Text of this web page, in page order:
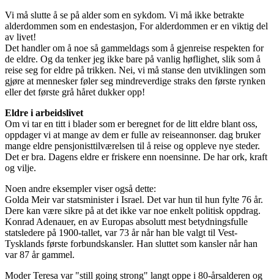
Vi må slutte å se på alder som en sykdom. Vi må ikke betrakte
alderdommen som en endestasjon, For alderdommen er en viktig del
av livet!
Det handler om å noe så gammeldags som å gjenreise respekten for
de eldre. Og da tenker jeg ikke bare på vanlig høflighet, slik som å
reise seg for eldre på trikken. Nei, vi må stanse den utviklingen som
gjøre at mennesker føler seg mindreverdige straks den første rynken
eller det første grå håret dukker opp!
Eldre i arbeidslivet
Om vi tar en titt i blader som er beregnet for de litt eldre blant oss,
oppdager vi at mange av dem er fulle av reiseannonser. dag bruker
mange eldre pensjonisttilværelsen til å reise og oppleve nye steder.
Det er bra. Dagens eldre er friskere enn noensinne. De har ork, kraft
og vilje.
Noen andre eksempler viser også dette:
Golda Meir var statsminister i Israel. Det var hun til hun fylte 76 år.
Dere kan være sikre på at det ikke var noe enkelt politisk oppdrag.
Konrad Adenauer, en av Europas absolutt mest betydningsfulle
statsledere på 1900-tallet, var 73 år når han ble valgt til Vest-
Tysklands første forbundskansler. Han sluttet som kansler når han
var 87 år gammel.
Moder Teresa var "still going strong" langt oppe i 80-årsalderen og